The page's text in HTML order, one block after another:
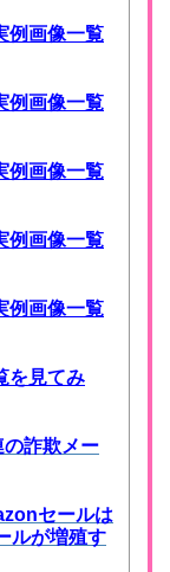
例画像一覧
例画像一覧
例画像一覧
例画像一覧
例画像一覧
を見てみ
詐欺メー
セールは
ルが増殖す